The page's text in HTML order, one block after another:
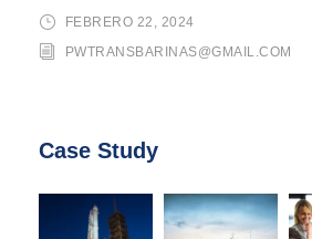
FEBRERO 22, 2024
PWTRANSBARINAS@GMAIL.COM
Case Study